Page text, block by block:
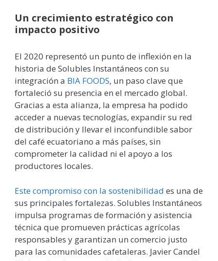
Un crecimiento estratégico con
impacto positivo
El 2020 representó un punto de inflexión en la
historia de Solubles Instantáneos con su
integración a BIA FOODS, un paso clave que
fortaleció su presencia en el mercado global.
Gracias a esta alianza, la empresa ha podido
acceder a nuevas tecnologías, expandir su red
de distribución y llevar el inconfundible sabor
del café ecuatoriano a más países, sin
comprometer la calidad ni el apoyo a los
productores locales.
Este compromiso con la sostenibilidad es una de
sus principales fortalezas. Solubles Instantáneos
impulsa programas de formación y asistencia
técnica que promueven prácticas agrícolas
responsables y garantizan un comercio justo
para las comunidades cafetaleras. Javier Candel